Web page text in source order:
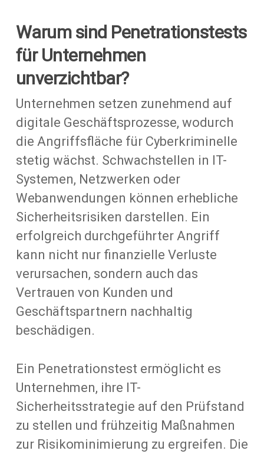
Warum sind Penetrationstests
für Unternehmen
unverzichtbar?
Unternehmen setzen zunehmend auf
digitale Geschäftsprozesse, wodurch
die Angriffsfläche für Cyberkriminelle
stetig wächst. Schwachstellen in IT-
Systemen, Netzwerken oder
Webanwendungen können erhebliche
Sicherheitsrisiken darstellen. Ein
erfolgreich durchgeführter Angriff
kann nicht nur finanzielle Verluste
verursachen, sondern auch das
Vertrauen von Kunden und
Geschäftspartnern nachhaltig
beschädigen.
Ein Penetrationstest ermöglicht es
Unternehmen, ihre IT-
Sicherheitsstrategie auf den Prüfstand
zu stellen und frühzeitig Maßnahmen
zur Risikominimierung zu ergreifen. Die